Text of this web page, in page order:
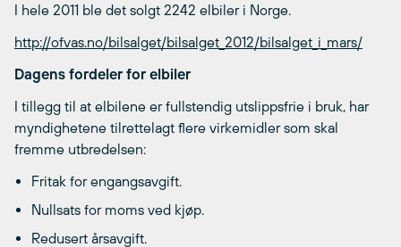
I hele 2011 ble det solgt 2242 elbiler i Norge.
http://ofvas.no/bilsalget/bilsalget_2012/bilsalget_i_mars/
Dagens fordeler for elbiler
I tillegg til at elbilene er fullstendig utslippsfrie i bruk, har
myndighetene tilrettelagt flere virkemidler som skal
fremme utbredelsen:
Fritak for engangsavgift.
Nullsats for moms ved kjøp.
Redusert årsavgift.